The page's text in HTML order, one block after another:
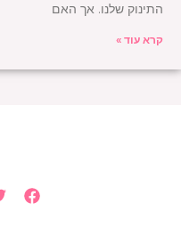
התינוק שלנו. אך האם
קרא עוד »